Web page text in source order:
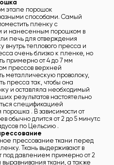
этапе порошок
способами. Самый
пленку с
и нанесенным порошком в
печь для отверждения
внутрь теплового пресса и
очень близко к пленке, но
примерно от 4 до 7 мм
прессов верхней
металлическую проволоку,
пресса так, чтобы она
и оставляла необходимый
результатов настоятельно
спецификацией
. В зависимости от
обычно длится от 2 до 5 минут.с
по Цельсию .
прессование ткани перед
Ткань выдерживают в
под давлением примерно от 2
ткани, а также